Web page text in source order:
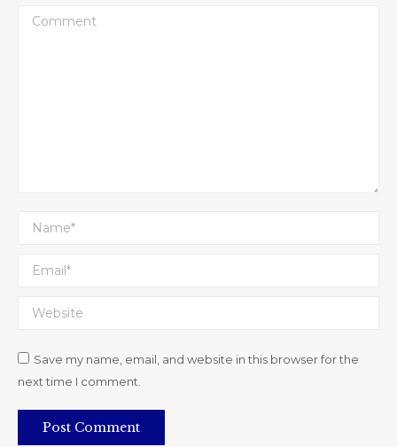
Comment
Name *
Email *
Website
Save my name, email, and website in this browser for the
next time I comment.
Post Comment